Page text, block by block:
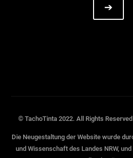
➔
© TachoTinta 2022. All Rights
Die Neugestaltung der Website wurde
und Wissenschaft des Landes NRW,